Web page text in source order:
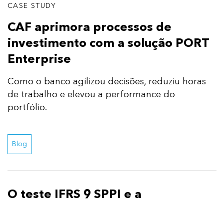
CASE STUDY
CAF aprimora processos de
investimento com a solução PORT
Enterprise
Como o banco agilizou decisões, reduziu horas
de trabalho e elevou a performance do
portfólio.
Blog
O teste IFRS 9 SPPI e a